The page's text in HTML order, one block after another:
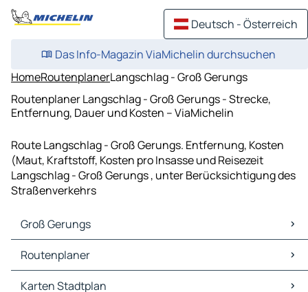
Deutsch - Österreich
Das Info-Magazin ViaMichelin durchsuchen
HomeRoutenplanerLangschlag - Groß Gerungs
Routenplaner Langschlag - Groß Gerungs - Strecke,
Entfernung, Dauer und Kosten – ViaMichelin
Route Langschlag - Groß Gerungs. Entfernung, Kosten
(Maut, Kraftstoff, Kosten pro Insasse und Reisezeit
Langschlag - Groß Gerungs , unter Berücksichtigung des
Straßenverkehrs
Groß Gerungs
Groß Gerungs Karten Stadtplan
Groß Gerungs Verkehr
Groß Gerungs Hotels
Routenplaner
Routenplaner Groß Gerungs - Zwettl-Niederösterreich
Karten Stadtplan